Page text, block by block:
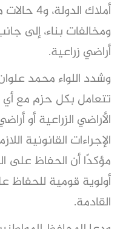
أملاك
أراضي زراعية.
وشدد اللواء محمد
تتعامل بكل حزم مع
الأراضي الزراعية أو
الإجراءات القانونية
مؤكدًا أن الحفاظ على
أولوية قومية للحفاظ
القادمة.